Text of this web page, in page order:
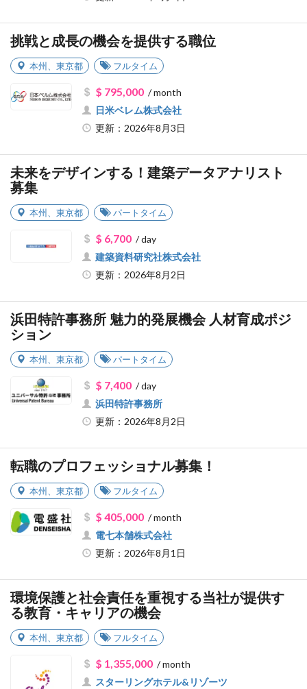
挑戦と成長の機会を提供する職位
本州 東京都 フルタイム
$ 795,000/ month
日米ベレム株式会社
更新：2026年8月3日
未来をデザインする！建築データアナリスト
募集
本州 東京都 パートタイム
$ 6,700/ day
建築資料研究社株式会社
更新：2026年8月2日
浜田特許事務所 魅力的発展機会 人材育成ポジ
ション
本州 東京都 パートタイム
$ 7,400/ day
浜田特許事務所
更新：2026年8月2日
転職のプロフェッショナル募集！
本州 東京都 フルタイム
$ 405,000/ month
電七本舗株式会社
更新：2026年8月1日
環境保護と社会責任を重視する当社が提供す
る教育・キャリアの機会
本州 東京都 フルタイム
$ 1,355,000/ month
スターリングホテル&リゾーツ